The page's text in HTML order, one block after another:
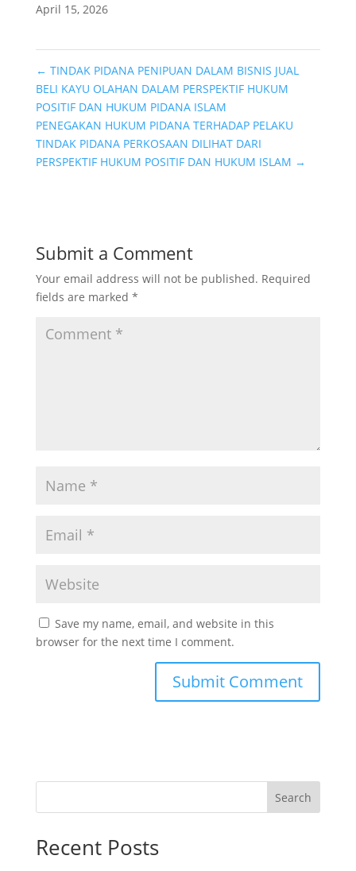
April 15, 2026
← TINDAK PIDANA PENIPUAN DALAM BISNIS JUAL
BELI KAYU OLAHAN DALAM PERSPEKTIF HUKUM
POSITIF DAN HUKUM PIDANA ISLAM
PENEGAKAN HUKUM PIDANA TERHADAP PELAKU
TINDAK PIDANA PERKOSAAN DILIHAT DARI
PERSPEKTIF HUKUM POSITIF DAN HUKUM ISLAM →
Submit a Comment
Your email address will not be published. Required
fields are marked *
Save my name, email, and website in this
browser for the next time I comment.
Search
Recent Posts